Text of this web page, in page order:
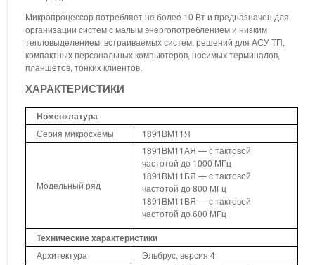
Микропроцессор потребляет не более 10 Вт и предназначен для
организации систем с малым энергопотреблением и низким
тепловыделением: встраиваемых систем, решений для АСУ ТП,
компактных персональных компьютеров, носимых терминалов,
планшетов, тонких клиентов.
ХАРАКТЕРИСТИКИ
Номенклатура
Серия микросхемы 1891ВМ11Я
Модельный ряд
1891ВМ11АЯ — с тактовой
частотой до 1000 МГц
1891ВМ11БЯ — с тактовой
частотой до 800 МГц
1891ВМ11ВЯ — с тактовой
частотой до 600 МГц
Технические характеристики
Архитектура Эльбрус, версия 4